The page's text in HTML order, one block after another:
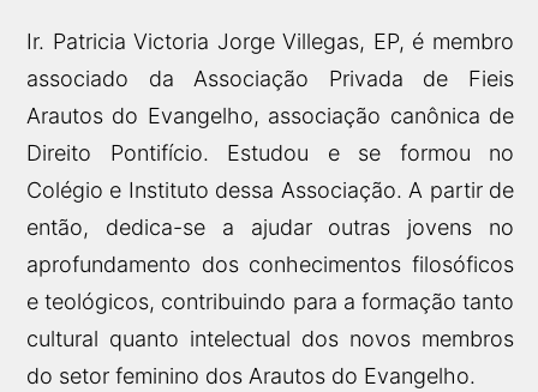
Ir. Patricia Victoria Jorge Villegas, EP, é membro
associado da Associação Privada de Fieis
Arautos do Evangelho, associação canônica de
Direito Pontifício. Estudou e se formou no
Colégio e Instituto dessa Associação. A partir de
então, dedica-se a ajudar outras jovens no
aprofundamento dos conhecimentos filosóficos
e teológicos, contribuindo para a formação tanto
cultural quanto intelectual dos novos membros
do setor feminino dos Arautos do Evangelho.